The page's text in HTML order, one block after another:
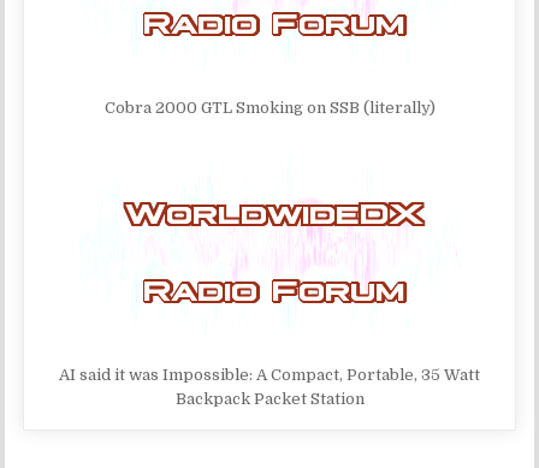
Cobra 2000 GTL Smoking on SSB (literally)
AI said it was Impossible: A Compact, Portable, 35 Watt
Backpack Packet Station